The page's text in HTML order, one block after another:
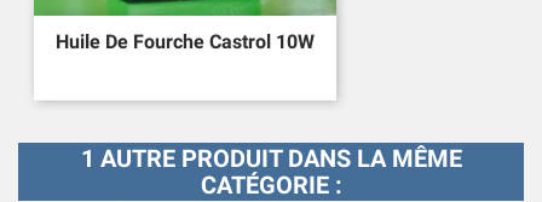
Huile De Fourche Castrol 10W
1 AUTRE PRODUIT DANS LA MÊME
CATÉGORIE :